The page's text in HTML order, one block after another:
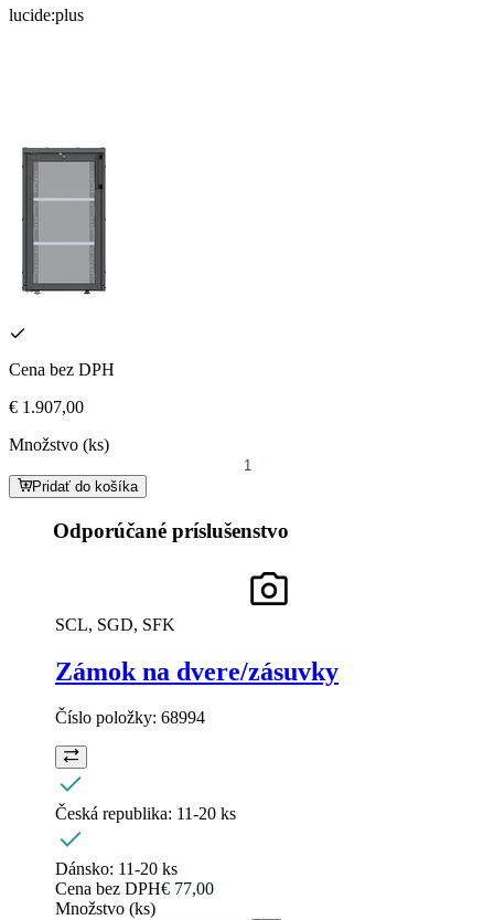
lucide:plus
Cena bez DPH
€ 1.907,00
Množstvo (ks)
Pridať do košíka
Odporúčané príslušenstvo
SCL, SGD, SFK
Zámok na dvere/zásuvky
Číslo položky: 68994
Česká republika: 11-20 ks
Dánsko: 11-20 ks
Cena bez DPH€ 77,00
Množstvo (ks)